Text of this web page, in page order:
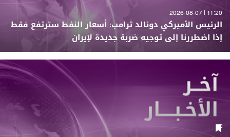
11:20 | 2026-08-07
الرئيس الأميركي دونالد ترامب: أسعار النفط سترتفع فقط
إذا اضطررنا إلى توجيه ضربة جديدة لإيران